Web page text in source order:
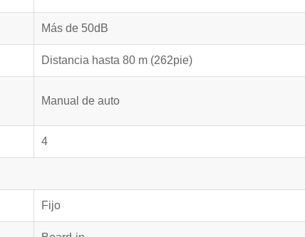
Más de 50dB
Distancia hasta 80 m (262pie)
Manual de auto
4
Fijo